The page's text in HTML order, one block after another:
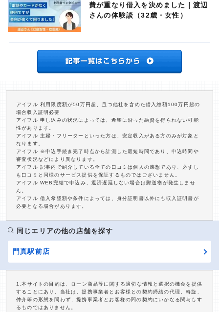
費が重なり借入を決めました｜渡辺
さんの体験談（32歳・女性）
アイフル 利用限度額が50万円超、且つ他社を含めた借入総額100万円超の
場合収入証明必要
アイフル 申し込みの状況によっては、希望に沿った融資を得られない可能
性があります。
アイフル 主婦・フリーターといった方は、安定収入がある方のみが対象と
なります。
アイフル ※申込手続き完了時点から計測した最短時間であり、申込時間や
審査状況などにより異なります。
アイフル 記事内で紹介している全ての口コミは個人の感想であり、必ずし
も口コミと同様のサービス提供を保証するものではございません。
アイフル WEB完結で申込み、返済遅延しない場合は郵送物が発生しませ
ん。
アイフル 借入希望額や条件によっては、身分証明書以外にも収入証明書が
必要となる場合があります。
同じエリアの他の店舗を探す
門真駅前店
1.本サイトの目的は、ローン商品等に関する適切な情報と選択の機会を提供
することにあり、当社は、提携事業者とお客様との契約締結の代理、斡旋、
仲介等の形態を問わず、提携事業者とお客様の間の契約にいかなる関与もす
るものではありません。